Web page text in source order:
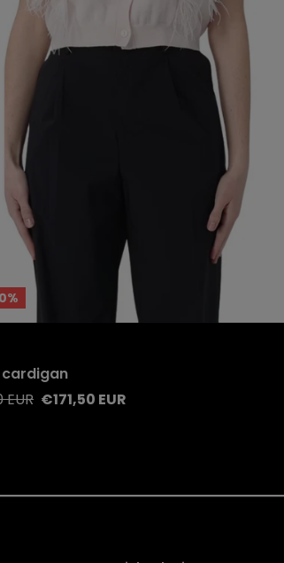
Sale
€171,50 EUR